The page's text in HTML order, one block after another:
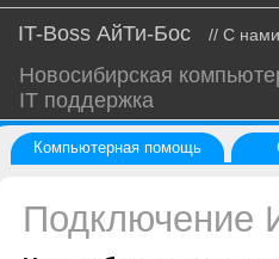
IT-Boss АйТи-Бос // С
Новосибирская
IT поддержка
Компьютерная помощь
Подключение